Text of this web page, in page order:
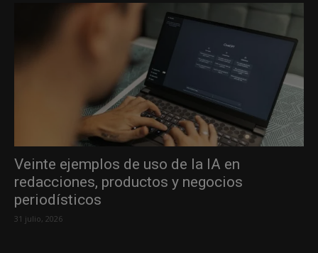
Veinte ejemplos de uso de la IA en
redacciones, productos y negocios
periodísticos
31 julio, 2026